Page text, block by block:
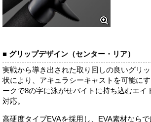
■ グリップデザイン（センター・リア）
実戦から導き出された取り回しの良いグリ
状により、アキュラシーキャストを可能に
ークで8の字に泳がせバイトに持ち込むエイ
対応。
高硬度タイプEVAを採用し、EVA素材なら